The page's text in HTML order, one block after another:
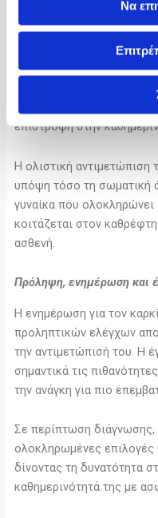
Να
Η αποκατάσταση μαστού
ψυχολογική ενίσχυση
αποκατάσταση της
Παράλληλα, η υποστήριξη
επιστροφή στην
Η ολιστική αντιμετώπιση
υπόψη τόσο τη σωματική
γυναίκα που ολοκληρώνει
κοιτάζεται στον καθρέφτη
ασθενή.
Πρόληψη, ενημέρωση και
Η ενημέρωση για τον
προληπτικών ελέγχων
την αντιμετώπισή του. Η
σημαντικά τις
την ανάγκη για πιο
Σε περίπτωση διάγνωσης,
ολοκληρωμένες επιλογές
δίνοντας τη δυνατότητα
καθημερινότητά της με